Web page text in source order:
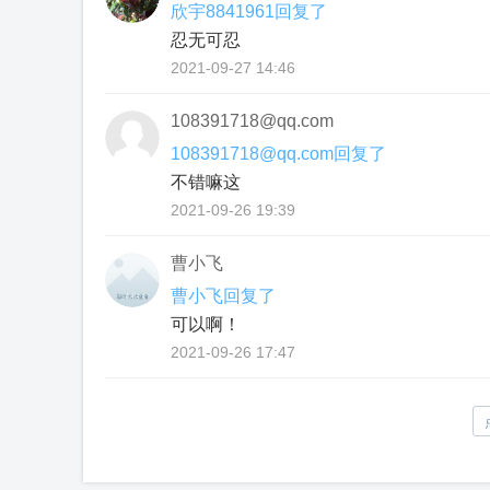
欣宇8841961回复了
忍无可忍
2021-09-27 14:46
108391718@qq.com
108391718@qq.com回复了
不错嘛这
2021-09-26 19:39
曹小飞
曹小飞回复了
可以啊！
2021-09-26 17:47